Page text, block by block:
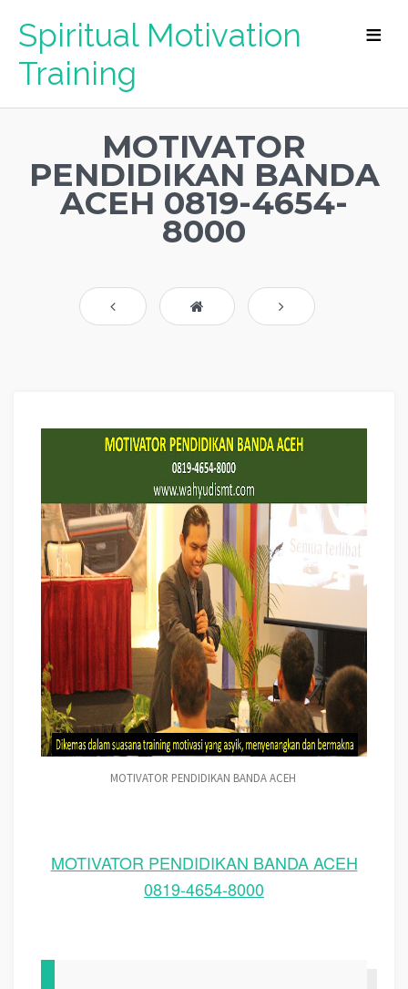
Spiritual Motivation
Training
MOTIVATOR
PENDIDIKAN BANDA
ACEH 0819-4654-
8000
MOTIVATOR PENDIDIKAN BANDA ACEH
MOTIVATOR PENDIDIKAN BANDA ACEH
0819-4654-8000